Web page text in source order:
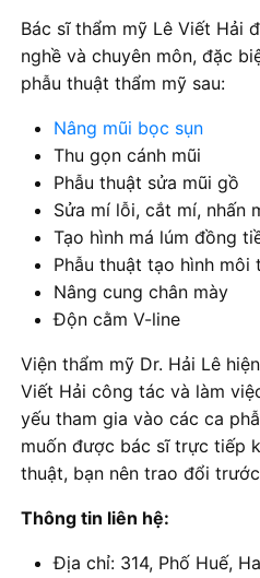
Bác sĩ thẩm mỹ Lê Viết Hải
nghề và chuyên môn, đặc
phẫu thuật thẩm mỹ sau:
Nâng mũi bọc sụn
Thu gọn cánh mũi
Phẫu thuật sửa mũi gồ
Sửa mí lỗi, cắt mí, nhấn
Tạo hình má lúm đồng
Phẫu thuật tạo hình môi
Nâng cung chân mày
Độn cằm V-line
Viện thẩm mỹ Dr. Hải Lê
Viết Hải công tác và làm
yếu tham gia vào các ca
muốn được bác sĩ trực tiếp
thuật, bạn nên trao đổi
Thông tin liên hệ:
Địa chỉ: 314, Phố Huế,